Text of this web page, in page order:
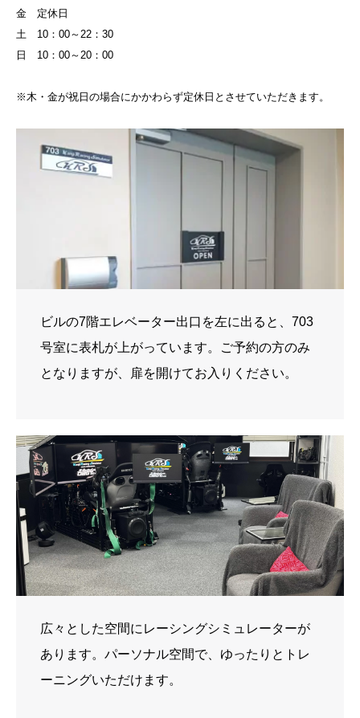
金 定休日
土 10：00～22：30
日 10：00～20：00
※木・金が祝日の場合にかかわらず定休日とさせていただきます。
ビルの7階エレベーター出口を左に出ると、703
号室に表札が上がっています。ご予約の方のみ
となりますが、扉を開けてお入りください。
広々とした空間にレーシングシミュレーターが
あります。パーソナル空間で、ゆったりとトレ
ーニングいただけます。